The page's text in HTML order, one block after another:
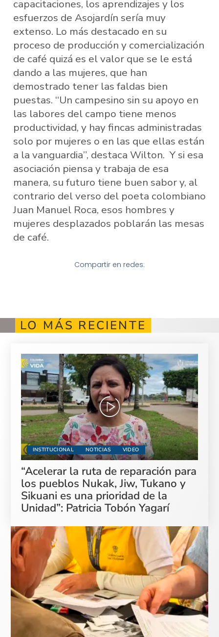
capacitaciones, los aprendizajes y los
esfuerzos de Asojardín sería muy
extenso. Lo más destacado en su
proceso de producción y comercialización
de café quizá es el valor que se le está
dando a las mujeres, que han
demostrado tener las faldas bien
puestas. “Un campesino sin su apoyo en
las labores del campo tiene menos
productividad, y hay fincas administradas
solo por mujeres o en las que ellas están
a la vanguardia”, destaca Wilton. Y si esa
asociación piensa y trabaja de esa
manera, su futuro tiene buen sabor y, al
contrario del verso del poeta colombiano
Juan Manuel Roca, esos hombres y
mujeres desplazados poblarán las mesas
de café.
Compartir en redes:
LO MÁS RECIENTE
INSTITUCIONAL NOTICIAS VIDEO
“Acelerar la ruta de reparación para
los pueblos Nukak, Jiw, Tukano y
Sikuani es una prioridad de la
Unidad”: Patricia Tobón Yagarí